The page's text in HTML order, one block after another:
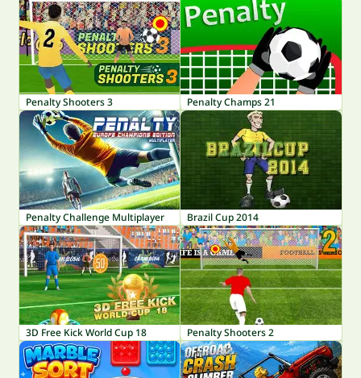
Penalty Shooters 3 Penalty Champs 21
Penalty Challenge Multiplayer Brazil Cup 2014
3D Free Kick World Cup 18 Penalty Shooters 2